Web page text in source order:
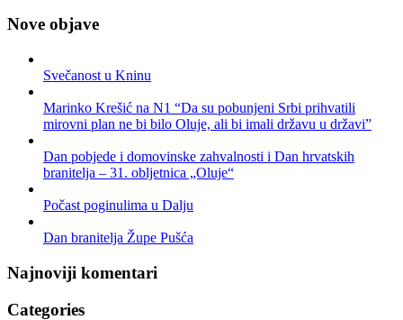
Nove objave
Svečanost u Kninu
Marinko Krešić na N1 “Da su pobunjeni Srbi prihvatili
mirovni plan ne bi bilo Oluje, ali bi imali državu u državi”
Dan pobjede i domovinske zahvalnosti i Dan hrvatskih
branitelja – 31. obljetnica „Oluje“
Počast poginulima u Dalju
Dan branitelja Župe Pušća
Najnoviji komentari
Categories